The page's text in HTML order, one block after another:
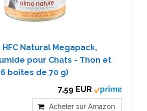
Natural Megapack,
pour Chats - Thon et
boîtes de 70 g)
7,59 EUR
Acheter sur Amazon